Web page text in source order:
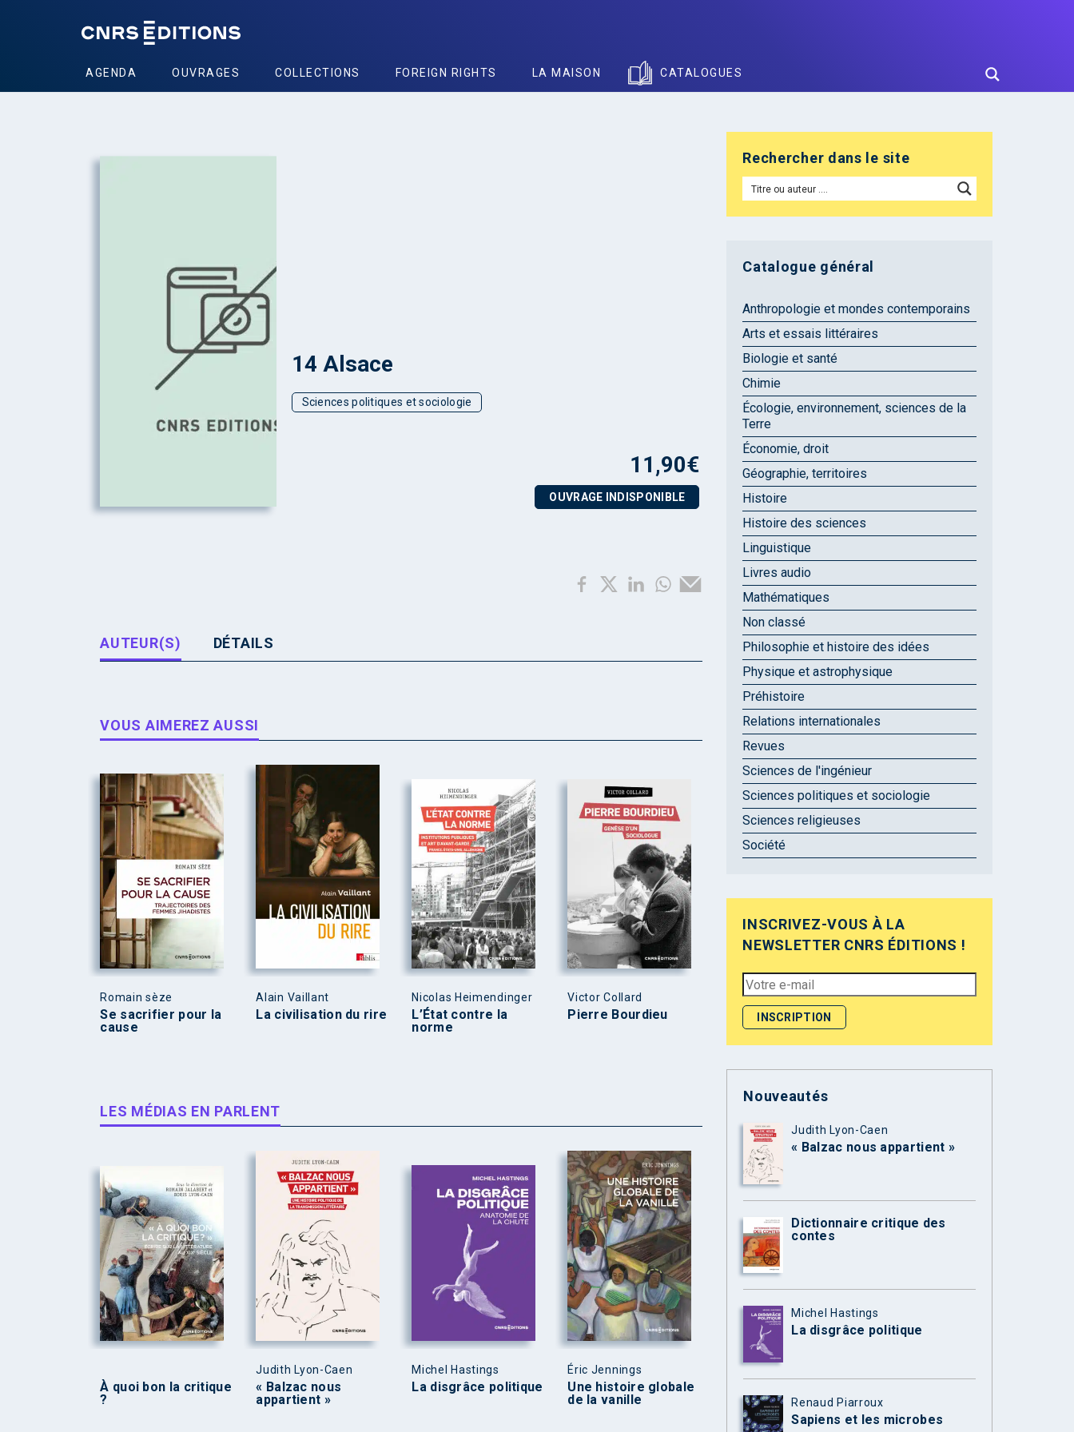
AGENDA OUVRAGES COLLECTIONS FOREIGN RIGHTS LA MAISON CATALOGUES
14 Alsace
Sciences politiques et sociologie
11,90€
OUVRAGE INDISPONIBLE
AUTEUR(S) DÉTAILS
VOUS AIMEREZ AUSSI
Romain sèze
Se sacrifier pour la
cause
Alain Vaillant
La civilisation du rire
Nicolas Heimendinger
L’État contre la
norme
Victor Collard
Pierre Bourdieu
LES MÉDIAS EN PARLENT
À quoi bon la critique
?
Judith Lyon-Caen
« Balzac nous
appartient »
Michel Hastings
La disgrâce politique
Éric Jennings
Une histoire globale
de la vanille
Rechercher dans le site
Catalogue général
Anthropologie et mondes contemporains
Arts et essais littéraires
Biologie et santé
Chimie
Écologie, environnement, sciences de la
Terre
Économie, droit
Géographie, territoires
Histoire
Histoire des sciences
Linguistique
Livres audio
Mathématiques
Non classé
Philosophie et histoire des idées
Physique et astrophysique
Préhistoire
Relations internationales
Revues
Sciences de l'ingénieur
Sciences politiques et sociologie
Sciences religieuses
Société
INSCRIVEZ-VOUS À LA
NEWSLETTER CNRS ÉDITIONS !
Nouveautés
Judith Lyon-Caen
« Balzac nous appartient »
Dictionnaire critique des
contes
Michel Hastings
La disgrâce politique
Renaud Piarroux
Sapiens et les microbes